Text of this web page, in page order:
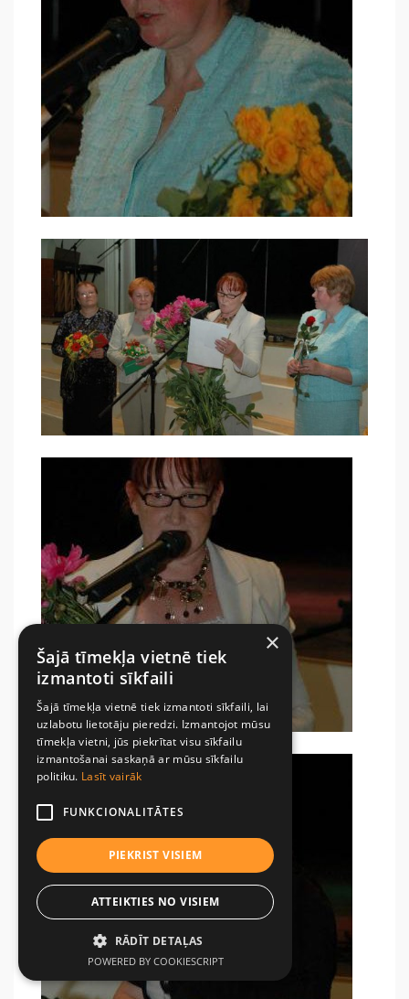
×
Šajā tīmekļa vietnē tiek
izmantoti sīkfaili
Šajā tīmekļa vietnē tiek izmantoti sīkfaili, lai
uzlabotu lietotāju pieredzi. Izmantojot mūsu
tīmekļa vietni, jūs piekrītat visu sīkfailu
izmantošanai saskaņā ar mūsu sīkfailu
politiku. Lasīt vairāk
FUNKCIONALITĀTES
PIEKRIST VISIEM
ATTEIKTIES NO VISIEM
RĀDĪT DETAĻAS
POWERED BY COOKIESCRIPT